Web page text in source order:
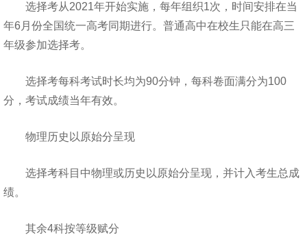
选择考从2021年开始实施，每年组织1次，时间安排在当
年6月份全国统一高考同期进行。普通高中在校生只能在高三
年级参加选择考。
选择考每科考试时长均为90分钟，每科卷面满分为100
分，考试成绩当年有效。
物理历史以原始分呈现
选择考科目中物理或历史以原始分呈现，并计入考生总成
绩。
其余4科按等级赋分